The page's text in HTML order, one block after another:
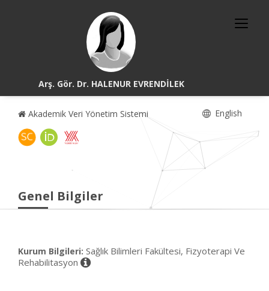
Arş. Gör. Dr. HALENUR EVRENDİLEK
Akademik Veri Yönetim Sistemi English
Genel Bilgiler
Kurum Bilgileri: Sağlık Bilimleri Fakültesi, Fizyoterapi Ve
Rehabilitasyon